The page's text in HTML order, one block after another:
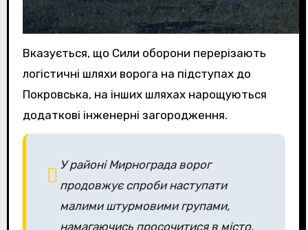
Вказується, що Сили оборони перерізають
логістичні шляхи ворога на підступах до
Покровська, на інших шляхах нарощуються
додаткові інженерні загородження.
У районі Мирнограда ворог
продовжує спроби наступати
малими штурмовими групами,
намагаючись просочитися в місто.